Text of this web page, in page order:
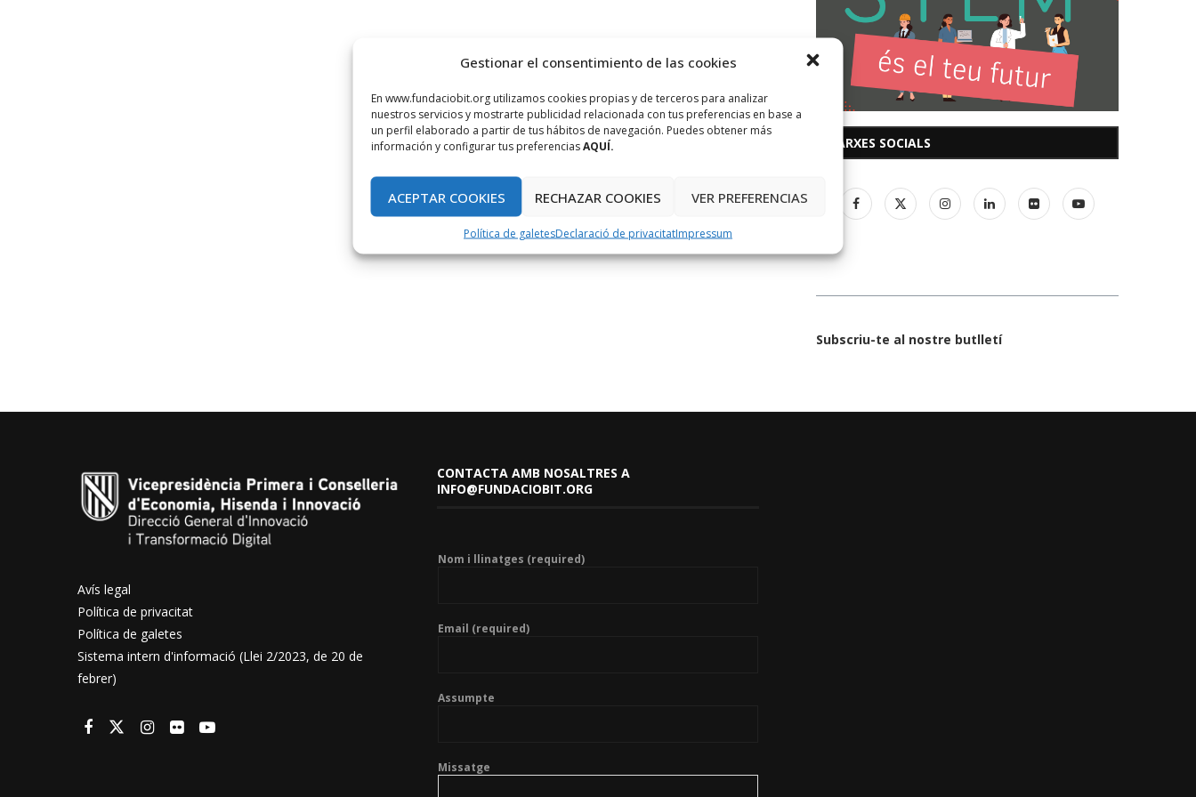
Gestionar el consentimiento de las cookies
En www.fundaciobit.org utilizamos cookies propias y de terceros para analizar
nuestros servicios y mostrarte publicidad relacionada con tus preferencias en base a
un perfil elaborado a partir de tus hábitos de navegación. Puedes obtener más
información y configurar tus preferenciasAQUÍ.
ACEPTAR COOKIES RECHAZAR COOKIES VER PREFERENCIAS
Política de galetesDeclaració de privacitatImpressum
XARXES SOCIALS
Subscriu-te al nostre butlletí
Avís legal
Política de privacitat
Política de galetes
Sistema intern d'informació (Llei 2/2023, de 20 de
febrer)
CONTACTA AMB NOSALTRES A
INFO@FUNDACIOBIT.ORG
Nom i llinatges (required)
Email (required)
Assumpte
Missatge